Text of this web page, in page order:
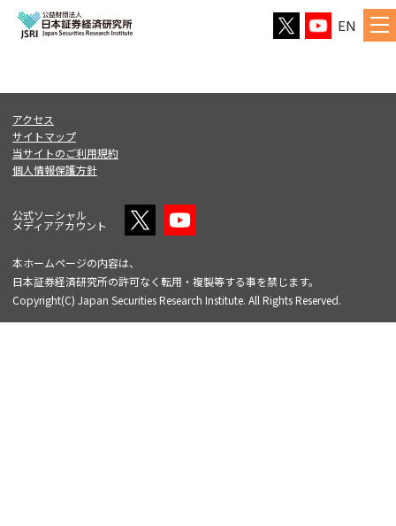
EN
アクセス
サイトマップ
当サイトのご利用規約
個人情報保護方針
公式ソーシャル
メディアアカウント
本ホームページの内容は、
日本証券経済研究所の許可なく転用・複製等する事を禁じます。
Copyright(C) Japan Securities Research Institute. All Rights Reserved.